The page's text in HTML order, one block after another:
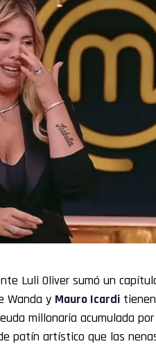
Luli Oliver sumó un
Wanda y Mauro Icardi
millonaria acumulada
patín artístico que las